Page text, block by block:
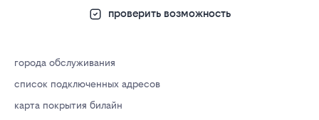
проверить возможность
города обслуживания
список подключенных адресов
карта покрытия билайн